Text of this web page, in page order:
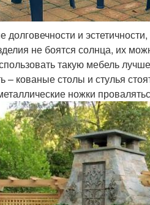
и
не боятся солнца, их
такую мебель
– кованые столы и стулья
ножки